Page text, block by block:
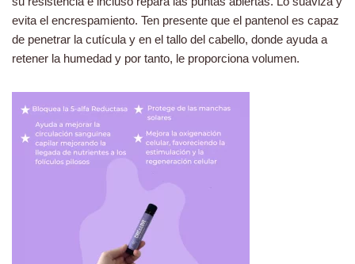
evita el encrespamiento. Ten presente que el pantenol es capaz
de penetrar la cutícula y en el tallo del cabello, donde ayuda a
retener la humedad y por tanto, le proporciona volumen.